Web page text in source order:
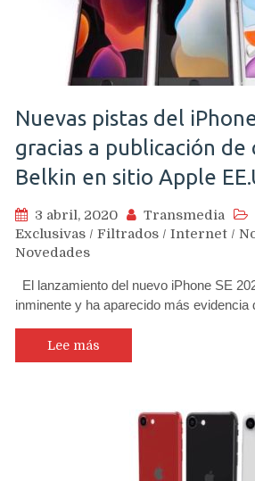
Nuevas pistas del
gracias a publicación de
Belkin en sitio Apple
3 abril, 2020 Transmedia
Exclusivas / Filtrados / Internet /
Novedades
El lanzamiento del nuevo iPhone SE
inminente y ha aparecido más
Lee más